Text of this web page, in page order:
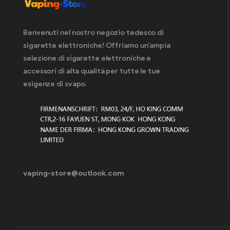
Slovacchia (43)
Slovenia (26)
Sigarette elettroniche usa e getta in
Spagna(40)
Sigarette elettroniche usa e getta in
Repubblica Ceca(33)
Ungheria(40)
Barra degli Elfi 600 (62)
ELF BOX PULSE X
Benvenuti nel nostro negozio tedesco di
sigarette elettroniche! Offriamo un'ampia
selezione di sigarette elettroniche e
accessori di alta qualità per tutte le tue
esigenze di svapo.
vaping-store@outlook.com